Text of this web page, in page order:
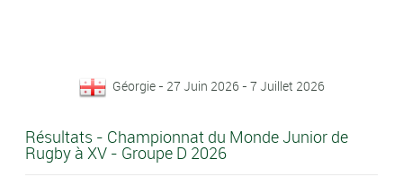
Géorgie - 27 Juin 2026 - 7 Juillet 2026
Résultats - Championnat du Monde Junior de
Rugby à XV - Groupe D 2026